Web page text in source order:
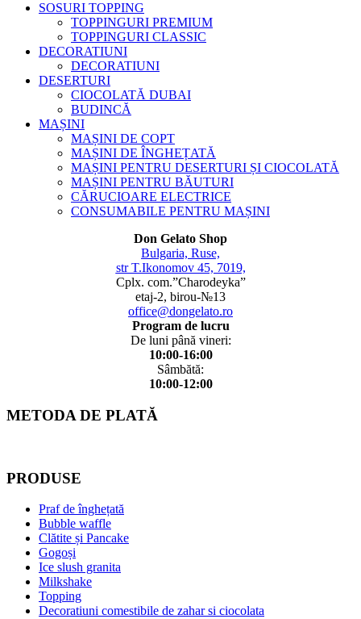
SOSURI TOPPING
TOPPINGURI PREMIUM
TOPPINGURI CLASSIC
DECORATIUNI
DECORATIUNI
DESERTURI
CIOCOLATĂ DUBAI
BUDINCĂ
MAȘINI
MAȘINI DE COPT
MAȘINI DE ÎNGHEȚATĂ
MAȘINI PENTRU DESERTURI ȘI CIOCOLATĂ
MAȘINI PENTRU BĂUTURI
CĂRUCIOARE ELECTRICE
CONSUMABILE PENTRU MAȘINI
Don Gelato Shop
Bulgaria, Ruse,
str T.Ikonomov 45, 7019,
Cplx. com.”Charodeyka”
etaj-2, birou-№13
office@dongelato.ro
Program de lucru
De luni până vineri:
10:00-16:00
Sâmbătă:
10:00-12:00
METODA DE PLATĂ
PRODUSE
Praf de înghețată
Bubble waffle
Clătite și Pancake
Gogoși
Ice slush granita
Milkshake
Topping
Decoratiuni comestibile de zahar si ciocolata